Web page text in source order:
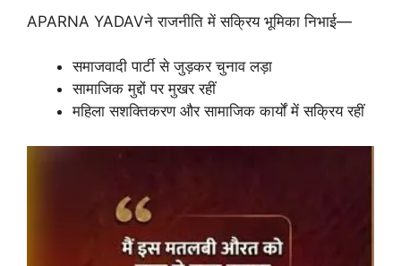
APARNA YADAVने राजनीति में सक्रिय भूमिका निभाई—
समाजवादी पार्टी से जुड़कर चुनाव लड़ा
सामाजिक मुद्दों पर मुखर रहीं
महिला सशक्तिकरण और सामाजिक कार्यों में सक्रिय रहीं